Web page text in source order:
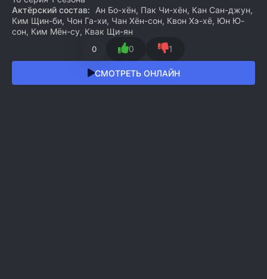
Актёрский состав:
Ан Бо-хён, Пак Чи-хён, Кан Сан-джун,
Ким Щин-би, Чон Га-хи, Чан Хён-сон, Квон Хэ-хё, Юн Ю-
сон, Ким Мён-су, Квак Щи-ян
0 0 1
СМОТРЕТЬ ОНЛАЙН